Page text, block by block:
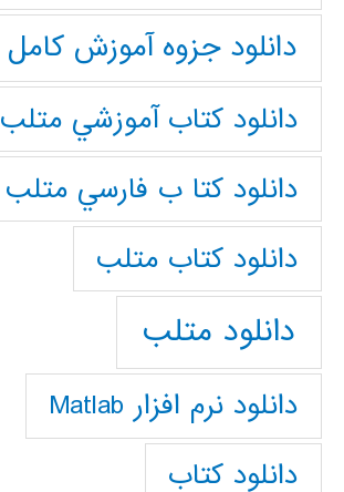
دانلود جزوه آموزش کامل matlab
دانلود كتاب آموزشي متلب
دانلود كتا ب فارسي متلب
دانلود كتاب متلب
دانلود متلب
دانلود نرم افزار Matlab
دانلود کتاب